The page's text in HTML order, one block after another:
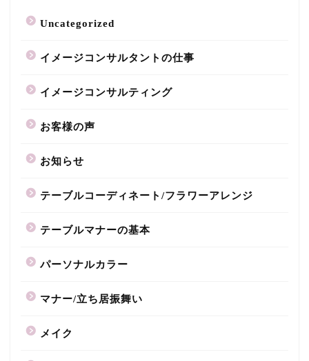
Uncategorized
イメージコンサルタントの仕事
イメージコンサルティング
お客様の声
お知らせ
テーブルコーディネート/フラワーアレンジ
テーブルマナーの基本
パーソナルカラー
マナー/立ち居振舞い
メイク